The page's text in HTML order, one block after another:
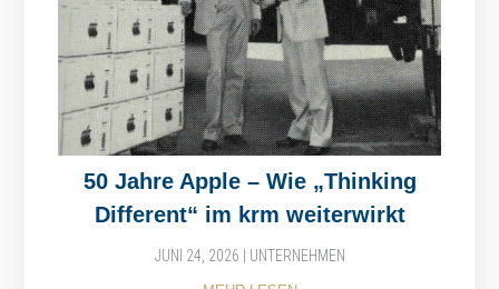
50 Jahre Apple – Wie „Thinking
Different“ im krm weiterwirkt
JUNI 24, 2026 UNTERNEHMEN